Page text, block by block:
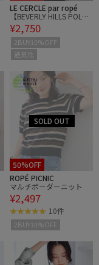
LE CERCLE par ropé
【BEVERLY HILLS POLO
CLUB】1ポイント刺繍T
シャツ
¥2,750
2BUY10%OFF
通気性
50%OFF
ROPÉ PICNIC
マルチボーダーニット
¥2,497
10件
2BUY10%OFF